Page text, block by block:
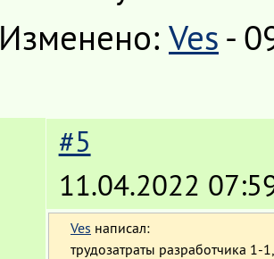
Изменено: Ves -
#5
11.04.2022
Ves написал:
трудозатраты разработчика 1-